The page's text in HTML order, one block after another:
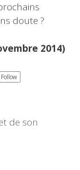
doute ?
2014)
Follow
de son